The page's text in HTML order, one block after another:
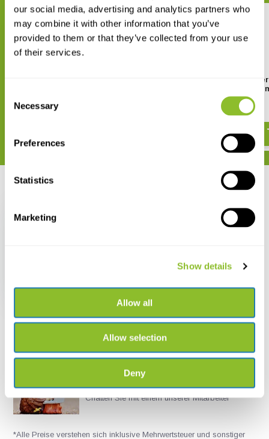
our social media, advertising and analytics partners who
may combine it with other information that you’ve
provided to them or that they’ve collected from your use
of their services.
Selection
Necessary
Preferences
Statistics
Marketing
Show details
Allow all
Allow selection
Deny
Lutron PDO-520
Gelöster Sauerstoff
separater Sonde
€ 356,42
€ 17,62
Chatten Sie mit einem unserer Mitarbeiter
*Alle Preise verstehen sich inklusive Mehrwertsteuer und sonstiger